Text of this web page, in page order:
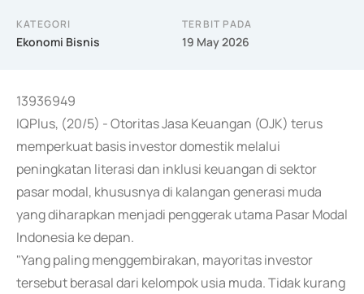
KATEGORI
Ekonomi Bisnis
TERBIT PADA
19 May 2026
13936949
IQPlus, (20/5) - Otoritas Jasa Keuangan (OJK) terus
memperkuat basis investor domestik melalui
peningkatan literasi dan inklusi keuangan di sektor
pasar modal, khususnya di kalangan generasi muda
yang diharapkan menjadi penggerak utama Pasar Modal
Indonesia ke depan.
"Yang paling menggembirakan, mayoritas investor
tersebut berasal dari kelompok usia muda. Tidak kurang